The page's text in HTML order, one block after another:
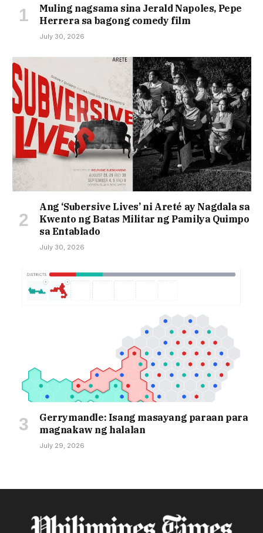
Muling nagsama sina Jerald Napoles, Pepe
Herrera sa bagong comedy film
July 30, 2026
Ang ‘Subersive Lives’ ni Areté ay Nagdala sa
Kwento ng Batas Militar ng Pamilya Quimpo
sa Entablado
July 30, 2026
Gerrymandle: Isang masayang paraan para
magnakaw ng halalan
July 29, 2026